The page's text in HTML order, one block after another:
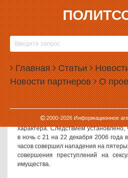
Главная Статьи
Новости партнеров О
2000-2026Информационное
20.11.2007, 09:02
В ТЮМЕНСКОЙ ОБЛАСТИ
СВЕРДЛОВЧАНИН
Тюменским областным судом
отношении 23-летнего жителя
Макарова, изобличенного в
преступлений, в том числе
причинения тяжкого вреда
изнасилование и
характера. Следствием
в ночь с 21 на 22 декабря 2006 года
часов совершил нападения на
совершения преступлений на
имущества.